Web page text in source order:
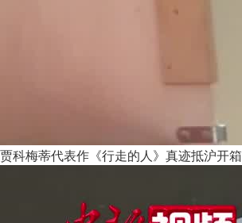
贾科梅蒂代表作《行走的人》真迹抵沪开箱